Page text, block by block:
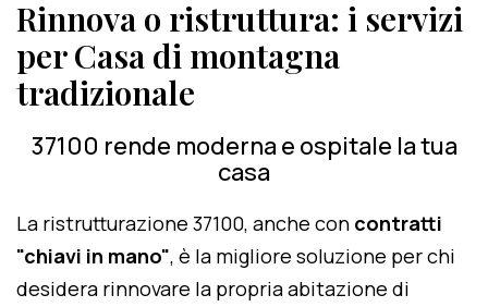
Rinnova o ristruttura: i servizi
per Casa di montagna
tradizionale
37100 rende moderna e ospitale la tua
casa
La ristrutturazione 37100, anche con contratti
"chiavi in mano", è la migliore soluzione per chi
desidera rinnovare la propria abitazione di